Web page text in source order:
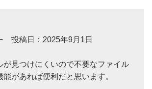
投稿日：2025年9月1日
が見つけにくいので不要なファイル
があれば便利だと思います。